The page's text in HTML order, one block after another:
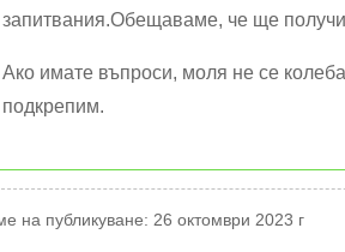
запитвания.Обещаваме, че ще
Ако имате въпроси, моля не се
подкрепим.
на публикуване: 26 октомври 2023 г